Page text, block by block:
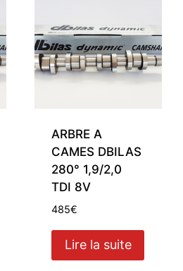
ARBRE A
CAMES DBILAS
280° 1,9/2,0
TDI 8V
485€
Lire la suite